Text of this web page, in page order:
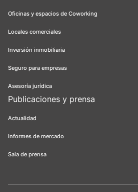
Oficinas y espacios de Coworking
Locales comerciales
Inversión inmobiliaria
Seguro para empresas
Asesoría jurídica
Publicaciones y prensa
Actualidad
Informes de mercado
Sala de prensa